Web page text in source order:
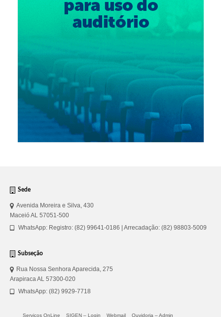
Ouvidoria
Fale Conosco
NEP
Sede
Avenida Moreira e Silva, 430
Maceió AL 57051-500
WhatsApp: Registro: (82) 99641-0186 | Arrecadação: (82) 98803-5009
Subseção
Rua Nossa Senhora Aparecida, 275
Arapiraca AL 57300-020
WhatsApp: (82) 9929-7718
Serviços OnLine SIGEN – Login Webmail Ouvidoria – Admin